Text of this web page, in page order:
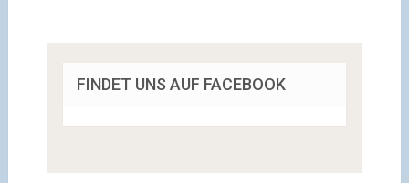
FINDET UNS AUF FACEBOOK